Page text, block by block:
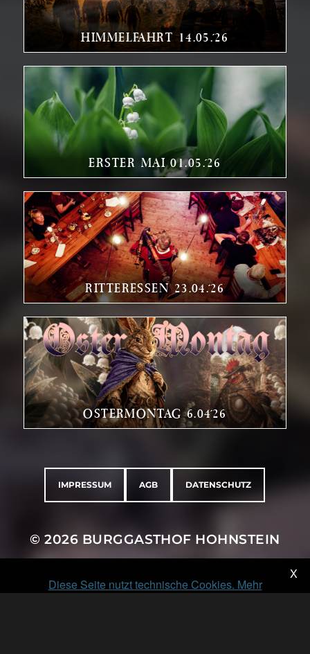
HIMMELFAHRT 14.05.´26
ERSTER MAI 01.05.´26
RITTERESSEN 23.04.´26
OSTERMONTAG 6.04´26
IMPRESSUM AGB DATENSCHUTZ
© 2026 BURGGASTHOF HOHNSTEIN
Diese Seite nutzt technische Cookies. Mehr
X